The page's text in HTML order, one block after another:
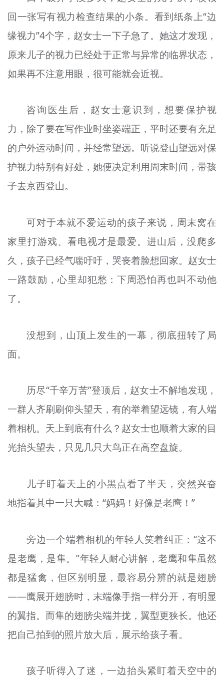
回一张写有视力检查结果的小条。看到纸条上“边
缘视力”4个字，赵女士一下子急了。她这才发现，
原来儿子的视力已经处于正常与异常的临界状态，
如果再不注意用眼，很可能就会近视。
咨询医生后，赵女士意识到，想要保护视
力，除了要在写作业时坐姿端正，平时还要有充足
的户外运动时间，并经常望远。听说登山望远对保
护视力特别有好处，她便决定利用周末时间，带孩
子去京西登山。
可对于本就不爱运动的孩子来说，周末窝在
家里打游戏、看电视才是最爱。进山后，没爬多
久，孩子已经气喘吁吁，哭丧着脸想回家。赵女士
一路鼓励，心里却犯愁：下周恐怕再也叫不动他
了。
没想到，山顶上发生的一幕，彻底扭转了局
面。
历尽“千辛万苦”登顶后，赵女士不解地发现，
一群人齐刷刷仰头望天，有的举着望远镜，有人端
着相机。天上到底有什么？赵女士也顺着大家的目
光抬头望去，只见几只大鸟正在高空盘旋。
儿子盯着天上的小黑点看了半天，突然兴奋
地指着其中一只大喊：“妈妈！好像是老鹰！”
旁边一个端着相机的年轻人笑着纠正：“这不
是老鹰，是隼。”年轻人耐心讲解，老鹰和隼虽然
都是猛禽，但区别明显，最容易分辨的就是翅膀
——鹰展开翅膀时，末端像手指一样分开，有明显
的翼指。而隼的翅膀尖端并拢，翼型更狭长。他还
把自己拍到的照片放大后，展示给孩子看。
孩子听得入了迷，一边抬头紧盯着天空中的